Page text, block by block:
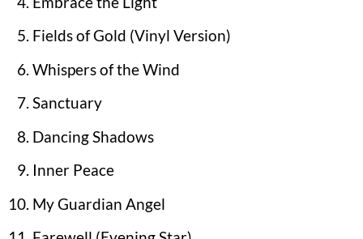
Fields of Gold (Vinyl Version)
Whispers of the Wind
Sanctuary
Dancing Shadows
Inner Peace
My Guardian Angel